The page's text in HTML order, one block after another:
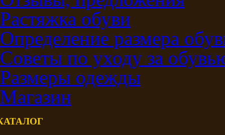
Растяжка обуви
Определение размера
Советы по уходу за
Размеры одежды
Магазин